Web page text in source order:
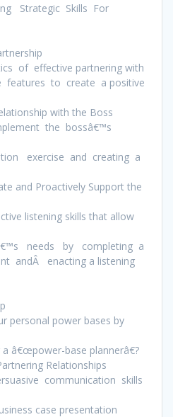
Strategic Skills For
of effective partnering with
to create a positive
with the Boss
the bossâ€™s
exercise and creating a
and Proactively Support the
listening skills that allow
needs by completing a
andÂ enacting a listening
personal power bases by
â€œpower-base plannerâ€?
Relationships
communication skills
case presentation